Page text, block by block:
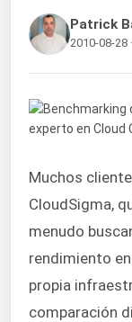
Patrick
2010-08-28
Muchos
CloudSigma,
menudo
rendimiento
propia
comparación